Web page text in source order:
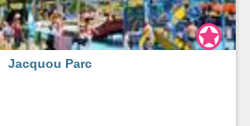
Jacquou Parc